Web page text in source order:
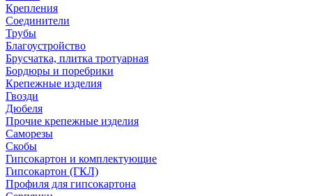
Крепления
Соединители
Трубы
Благоустройство
Брусчатка, плитка тротуарная
Бордюры и поребрики
Крепежные изделия
Гвозди
Дюбеля
Прочие крепежные изделия
Саморезы
Скобы
Гипсокартон и комплектующие
Гипсокартон (ГКЛ)
Профиля для гипсокартона